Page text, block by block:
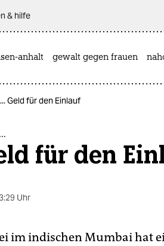
& hilfe
anhalt gewalt gegen frauen
Geld für den Einlauf
für den
Uhr
im indischen Mumbai hat